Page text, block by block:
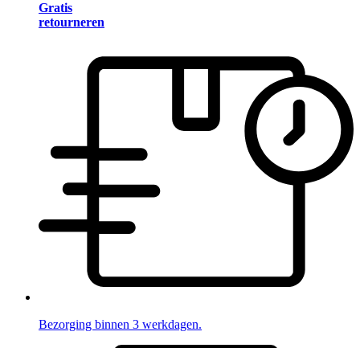
Gratis
retourneren
Bezorging binnen 3 werkdagen.